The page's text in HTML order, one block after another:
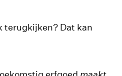
terugkijken? Dat kan